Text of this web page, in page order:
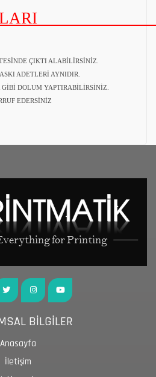
ÇIKTI ALABİLİRSİNİZ.
ADETLERİ AYNIDIR.
DOLUM YAPTIRABİLİRSİNİZ.
EDERSİNİZ
BİLGİLER
Anasayfa
İletişim